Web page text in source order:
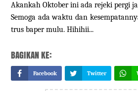
Akankah Oktober ini ada rejeki pergi
Semoga ada waktu dan
trus baper mulu. Hihihii...
BAGIKAN KE:
Facebook Twitter